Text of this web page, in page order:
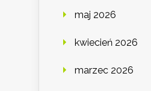
maj 2026
kwiecień 2026
marzec 2026